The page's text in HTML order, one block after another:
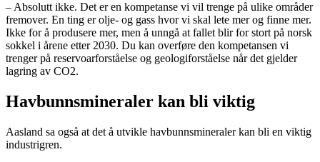
– Absolutt ikke. Det er en kompetanse vi vil trenge på ulike områder
fremover. En ting er olje- og gass hvor vi skal lete mer og finne mer.
Ikke for å produsere mer, men å unngå at fallet blir for stort på norsk
sokkel i årene etter 2030. Du kan overføre den kompetansen vi
trenger på reservoarforståelse og geologiforståelse når det gjelder
lagring av CO2.
Havbunnsmineraler kan bli viktig
Aasland sa også at det å utvikle havbunnsmineraler kan bli en viktig
industrigren.